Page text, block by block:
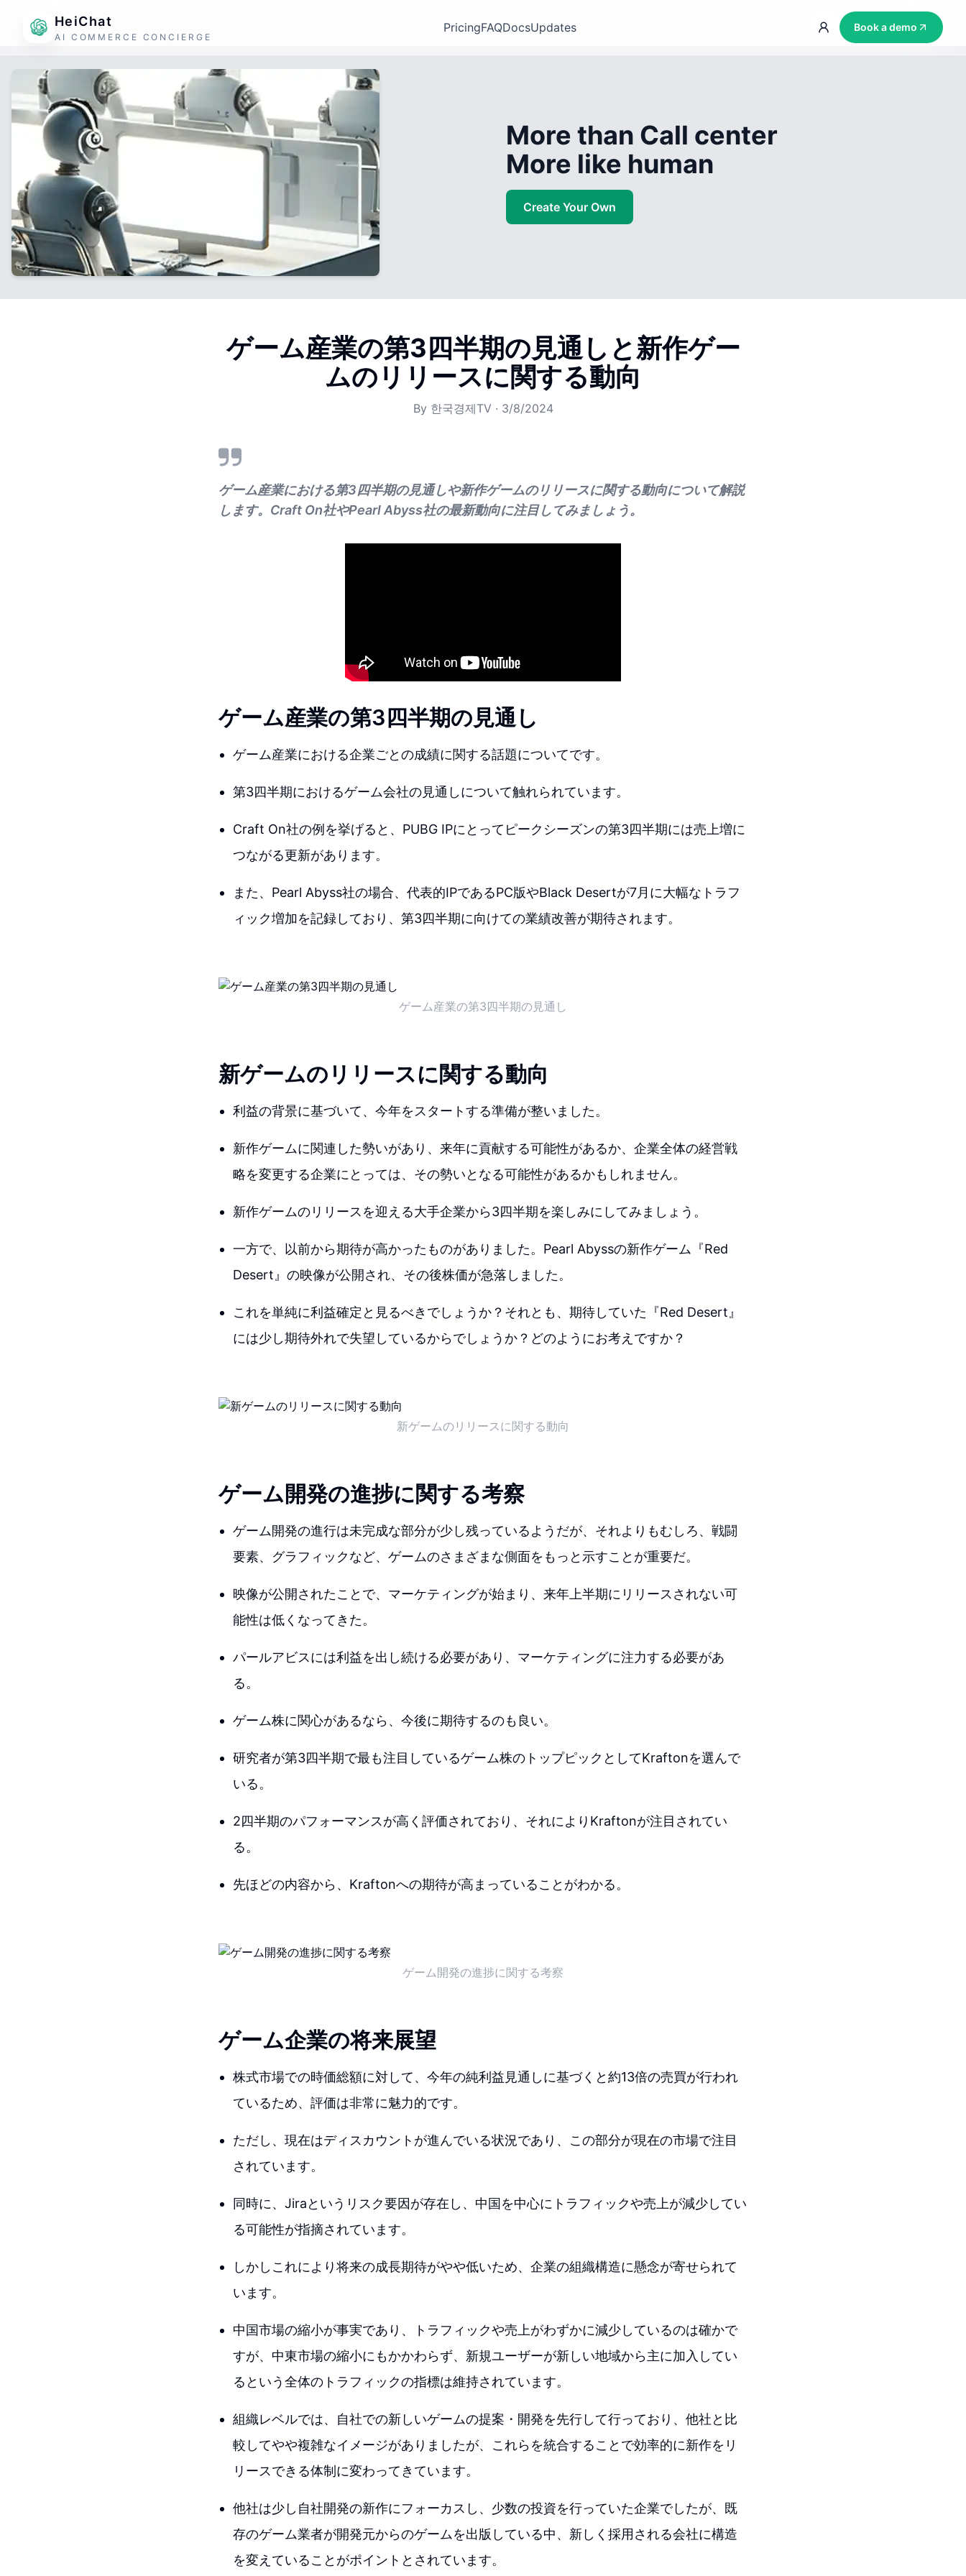
HeiChat
AI COMMERCE CONCIERGE
PricingFAQDocsUpdates Book a demo
More than Call center
More like human
Create Your Own
ゲーム産業の第3四半期の見通しと新作ゲー
ムのリリースに関する動向
By 한국경제TV· 3/8/2024
ゲーム産業における第3四半期の見通しや新作ゲームのリリースに関する動向について解説
します。Craft On社やPearl Abyss社の最新動向に注目してみましょう。
ゲーム産業の第3四半期の見通し
ゲーム産業における企業ごとの成績に関する話題についてです。
第3四半期におけるゲーム会社の見通しについて触れられています。
Craft On社の例を挙げると、PUBG IPにとってピークシーズンの第3四半期には売上増に
つながる更新があります。
また、Pearl Abyss社の場合、代表的IPであるPC版やBlack Desertが7月に大幅なトラフ
ィック増加を記録しており、第3四半期に向けての業績改善が期待されます。
ゲーム産業の第3四半期の見通し
新ゲームのリリースに関する動向
利益の背景に基づいて、今年をスタートする準備が整いました。
新作ゲームに関連した勢いがあり、来年に貢献する可能性があるか、企業全体の経営戦
略を変更する企業にとっては、その勢いとなる可能性があるかもしれません。
新作ゲームのリリースを迎える大手企業から3四半期を楽しみにしてみましょう。
一方で、以前から期待が高かったものがありました。Pearl Abyssの新作ゲーム『Red
Desert』の映像が公開され、その後株価が急落しました。
これを単純に利益確定と見るべきでしょうか？それとも、期待していた『Red Desert』
には少し期待外れで失望しているからでしょうか？どのようにお考えですか？
新ゲームのリリースに関する動向
ゲーム開発の進捗に関する考察
ゲーム開発の進行は未完成な部分が少し残っているようだが、それよりもむしろ、戦闘
要素、グラフィックなど、ゲームのさまざまな側面をもっと示すことが重要だ。
映像が公開されたことで、マーケティングが始まり、来年上半期にリリースされない可
能性は低くなってきた。
パールアビスには利益を出し続ける必要があり、マーケティングに注力する必要があ
る。
ゲーム株に関心があるなら、今後に期待するのも良い。
研究者が第3四半期で最も注目しているゲーム株のトップピックとしてKraftonを選んで
いる。
2四半期のパフォーマンスが高く評価されており、それによりKraftonが注目されてい
る。
先ほどの内容から、Kraftonへの期待が高まっていることがわかる。
ゲーム開発の進捗に関する考察
ゲーム企業の将来展望
株式市場での時価総額に対して、今年の純利益見通しに基づくと約13倍の売買が行われ
ているため、評価は非常に魅力的です。
ただし、現在はディスカウントが進んでいる状況であり、この部分が現在の市場で注目
されています。
同時に、Jiraというリスク要因が存在し、中国を中心にトラフィックや売上が減少してい
る可能性が指摘されています。
しかしこれにより将来の成長期待がやや低いため、企業の組織構造に懸念が寄せられて
います。
中国市場の縮小が事実であり、トラフィックや売上がわずかに減少しているのは確かで
すが、中東市場の縮小にもかかわらず、新規ユーザーが新しい地域から主に加入してい
るという全体のトラフィックの指標は維持されています。
組織レベルでは、自社での新しいゲームの提案・開発を先行して行っており、他社と比
較してやや複雑なイメージがありましたが、これらを統合することで効率的に新作をリ
リースできる体制に変わってきています。
他社は少し自社開発の新作にフォーカスし、少数の投資を行っていた企業でしたが、既
存のゲーム業者が開発元からのゲームを出版している中、新しく採用される会社に構造
を変えていることがポイントとされています。